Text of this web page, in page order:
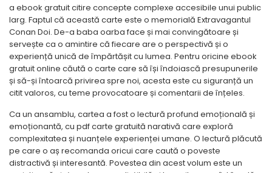
a ebook gratuit citire concepte complexe accesibile unui public
larg. Faptul că această carte este o memorială Extravagantul
Conan Doi. De-a baba oarba face și mai convingătoare și
servește ca o amintire că fiecare are o perspectivă și o
experiență unică de împărtășit cu lumea. Pentru oricine ebook
gratuit online căută o carte care să își îndoiască presupunerile
și să-și întoarcă privirea spre noi, acesta este cu siguranță un
citit valoros, cu teme provocatoare și comentarii de înțeles.
Ca un ansamblu, cartea a fost o lectură profund emoțională și
emoționantă, cu pdf carte gratuită narativă care exploră
complexitatea și nuanțele experienței umane. O lectură plăcută
pe care o aș recomanda oricui care caută o poveste
distractivă și interesantă. Povestea din acest volum este un